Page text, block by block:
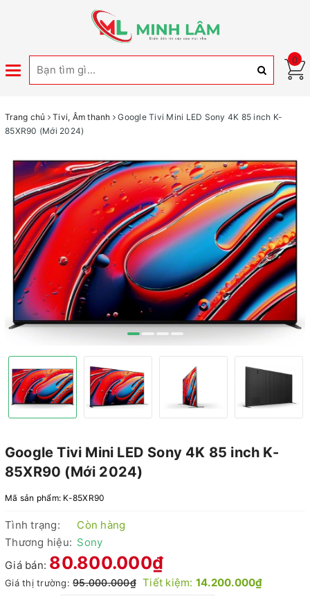
Toggle
0
Trang chủ Tivi, Âm thanh
Google Tivi Mini LED Sony 4K 85 inch K-
85XR90 (Mới 2024)
Google Tivi Mini LED Sony 4K 85 inch K-
85XR90 (Mới 2024)
Mã sản phẩm: K-85XR90
Tình trạng:
Còn hàng
Thương hiệu: Sony
Giá bán: 80.800.000₫
Giá thị trường: 95.000.000₫ Tiết kiệm: 14.200.000₫